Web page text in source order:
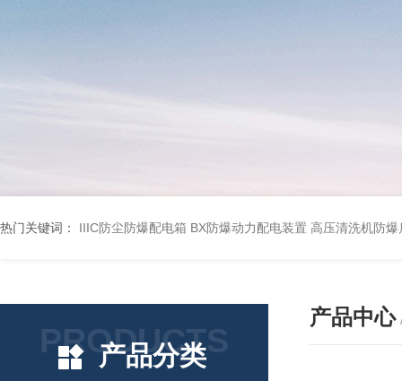
热门关键词： IIIC防尘防爆配电箱 BX防爆动力配电装置 高压清洗机防爆
PRODUCTS
产品分类
产品中心